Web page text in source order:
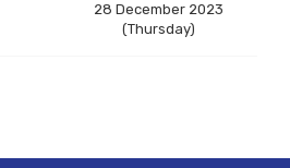
28 December 2023
(Thursday)